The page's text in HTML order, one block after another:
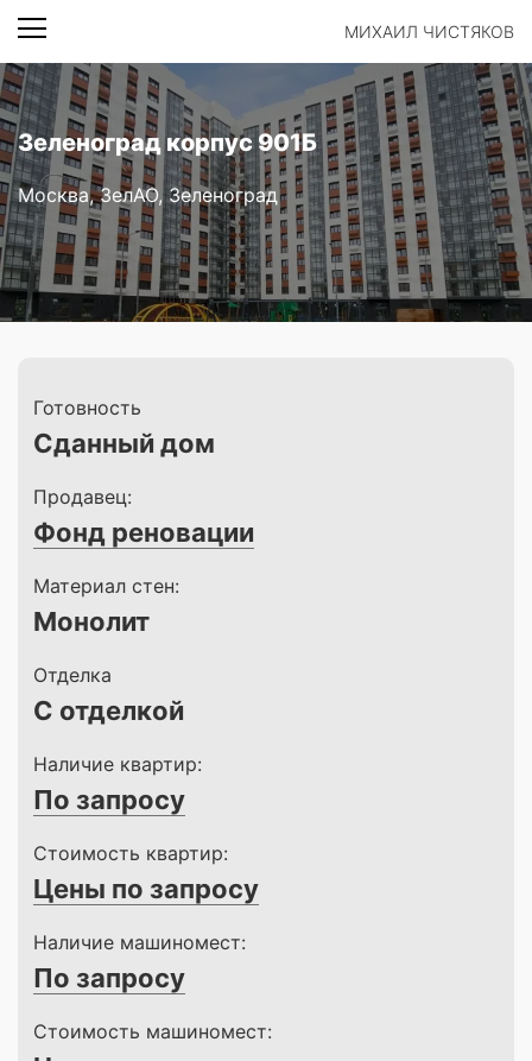
МИХАИЛ ЧИСТЯКОВ
Зеленоград корпус 901Б
Москва, ЗелАО, Зеленоград
Готовность
Сданный дом
Продавец:
Фонд реновации
Материал стен:
Монолит
Отделка
С отделкой
Наличие квартир:
По запросу
Стоимость квартир:
Цены по запросу
Наличие машиномест:
По запросу
Стоимость машиномест: